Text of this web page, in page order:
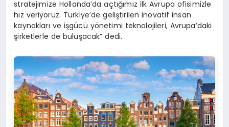
stratejimize Hollanda’da açtığımız ilk Avrupa ofisimizle
hız veriyoruz. Türkiye’de geliştirilen inovatif insan
kaynakları ve işgücü yönetimi teknolojileri, Avrupa’daki
şirketlerle de buluşacak” dedi.